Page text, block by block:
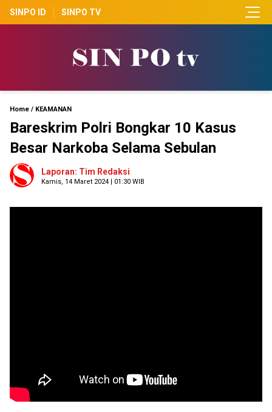
SINPO ID SINPO TV
Home / KEAMANAN
Bareskrim Polri Bongkar 10 Kasus
Besar Narkoba Selama Sebulan
Laporan: Tim Redaksi
Kamis, 14 Maret 2024 | 01:30 WIB